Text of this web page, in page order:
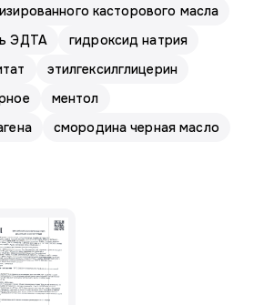
касторового масла
ЭДТА
гидроксид натрия
этилгексилглицерин
ментол
смородина черная масло